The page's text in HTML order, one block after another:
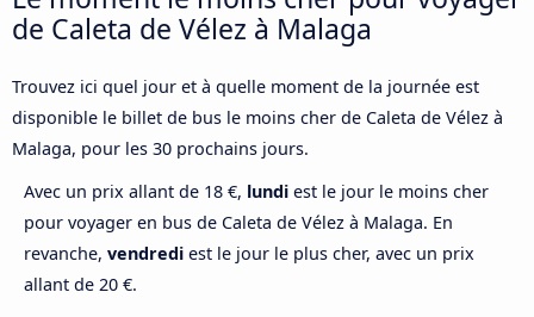
de Caleta de Vélez à Malaga
Trouvez ici quel jour et à quelle moment de la journée est
disponible le billet de bus le moins cher de Caleta de Vélez à
Malaga, pour les 30 prochains jours.
Avec un prix allant de 18 €, lundi est le jour le moins cher
pour voyager en bus de Caleta de Vélez à Malaga. En
revanche, vendredi est le jour le plus cher, avec un prix
allant de 20 €.